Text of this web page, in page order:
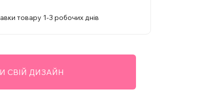
товару 1-3 робочих днів
СВІЙ ДИЗАЙН